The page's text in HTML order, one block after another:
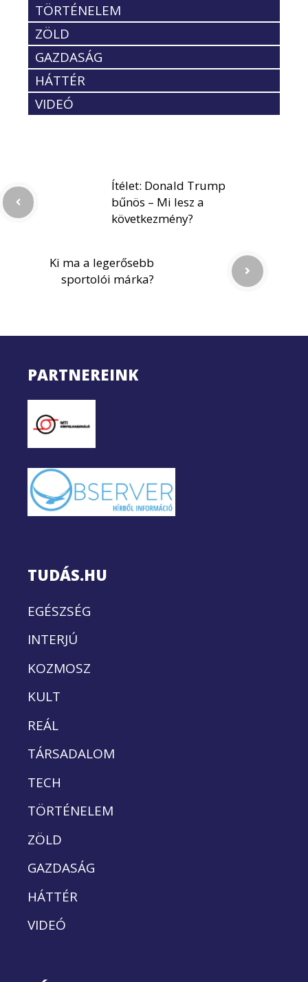
TÖRTÉNELEM
ZÖLD
GAZDASÁG
HÁTTÉR
VIDEÓ
Ítélet: Donald Trump
bűnös – Mi lesz a
következmény?
Ki ma a legerősebb
sportolói márka?
PARTNEREINK
TUDÁS.HU
EGÉSZSÉG
INTERJÚ
KOZMOSZ
KULT
REÁL
TÁRSADALOM
TECH
TÖRTÉNELEM
ZÖLD
GAZDASÁG
HÁTTÉR
VIDEÓ